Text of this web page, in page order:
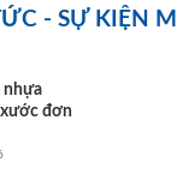
- SỰ KIỆN
nhựa
đơn